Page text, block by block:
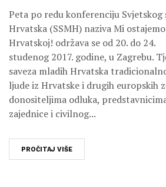
Peta po redu konferenciju Svjetskog
Hrvatska (SSMH) naziva Mi
Hrvatskoj! održava se od 20. do 24.
studenog 2017. godine, u Zagrebu.
saveza mladih Hrvatska
ljude iz Hrvatske i drugih europskih
donositeljima odluka,
zajednice i civilnog...
PROČITAJ VIŠE